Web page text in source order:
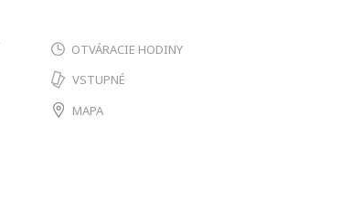
OTVÁRACIE HODINY
VSTUPNÉ
MAPA